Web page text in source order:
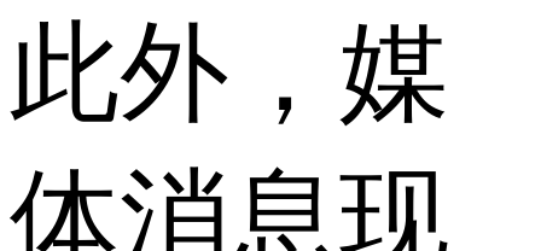
此外，媒
体消息现